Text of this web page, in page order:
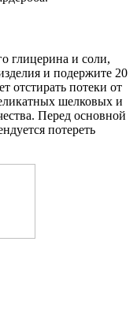
глицерина и соли,
и подержите 20
отстирать потеки от
шелковых и
Перед основной
потереть